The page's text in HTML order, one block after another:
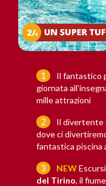
Il fantastico
giornata
mille attrazioni
Il divertente
dove ci
fantastica piscina
NEW
del Tirino, il